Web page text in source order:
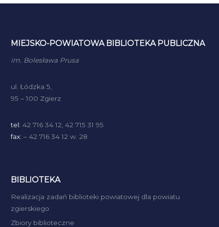
MIEJSKO-POWIATOWA BIBLIOTEKA PUBLICZNA
im. Bolesława Prusa
ul. Łódzka 5,
95 – 100 Zgierz
tel: 42 716 34 12, 42 715 31 95
fax: – 42 716 34 12 w. 28
BIBLIOTEKA
Realizacja zadań biblioteki powiatowej dla powiatu
zgierskiego
Zbiory biblioteczne